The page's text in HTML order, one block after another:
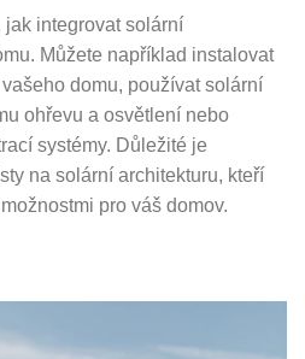
integrovat solární
Můžete například instalovat
domu, používat solární
ohřevu a osvětlení nebo
systémy. Důležité je
na solární architekturu, kteří
pro váš domov.